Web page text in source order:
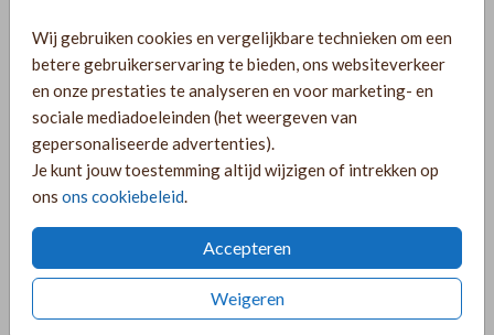
Wij gebruiken cookies en vergelijkbare technieken om een
betere gebruikerservaring te bieden, ons websiteverkeer
en onze prestaties te analyseren en voor marketing- en
sociale mediadoeleinden (het weergeven van
gepersonaliseerde advertenties).
Je kunt jouw toestemming altijd wijzigen of intrekken op
ons ons cookiebeleid.
Accepteren
Weigeren
PRODUCTINFORMATIE
OMSCHRIJVING
Het kaartje is voorzien van prachtige foliedruk in rosegoud.